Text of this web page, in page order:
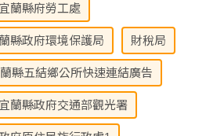
宜蘭縣府勞工處
縣政府環境保護局 財稅局
縣五結鄉公所快速連結廣告
宜蘭縣政府交通部觀光署